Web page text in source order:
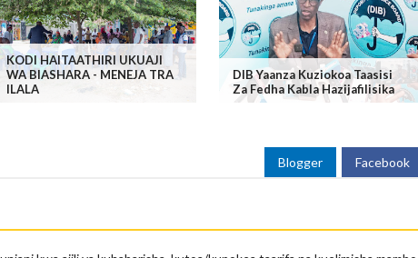
KODI HAITAATHIRI UKUAJI
WA BIASHARA - MENEJA TRA
ILALA
DIB Yaanza Kuziokoa Taasisi
Za Fedha Kabla Hazijafilisika
Blogger Facebook